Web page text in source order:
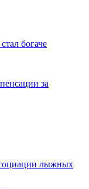
богаче
за
лыжных